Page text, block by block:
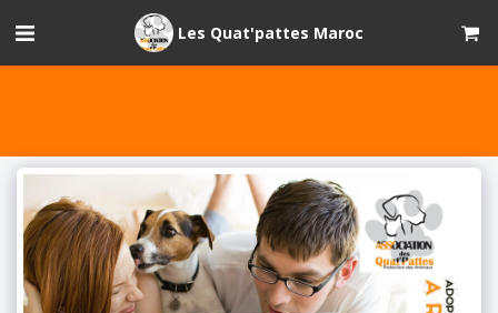
Les Quat'pattes Maroc